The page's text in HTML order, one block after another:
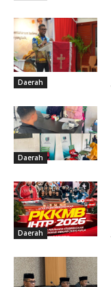
Daerah
Daerah
Daerah